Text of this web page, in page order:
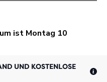
UND KOSTENLOSE